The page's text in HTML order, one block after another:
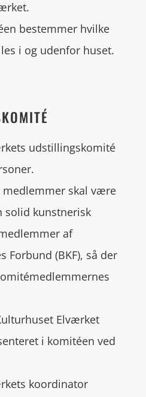
bestemmer hvilke
i og udenfor huset.
udstillingskomité
medlemmer skal være
solid kunstnerisk
af
Forbund (BKF), så der
Elværket
i komitéen ved
koordinator